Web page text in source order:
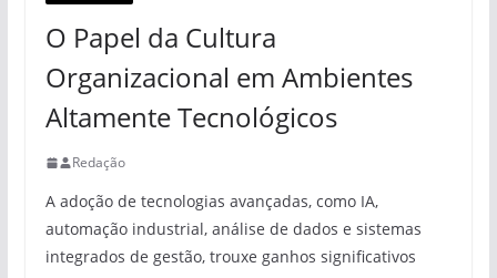
O Papel da Cultura
Organizacional em Ambientes
Altamente Tecnológicos
Redação
A adoção de tecnologias avançadas, como IA,
automação industrial, análise de dados e sistemas
integrados de gestão, trouxe ganhos significativos